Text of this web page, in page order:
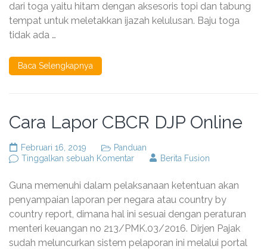
dari toga yaitu hitam dengan aksesoris topi dan tabung
tempat untuk meletakkan ijazah kelulusan. Baju toga
tidak ada …
Baca Selengkapnya
Cara Lapor CBCR DJP Online
Februari 16, 2019
Panduan
Tinggalkan sebuah Komentarpada
CBCR
DJP
Online
Berita Fusion
Guna memenuhi dalam pelaksanaan ketentuan akan
penyampaian laporan per negara atau country by
country report, dimana hal ini sesuai dengan peraturan
menteri keuangan no 213/PMK.03/2016. Dirjen Pajak
sudah meluncurkan sistem pelaporan ini melalui portal